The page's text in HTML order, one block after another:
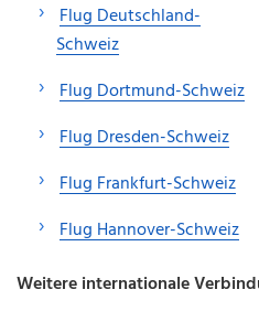
Flug Deutschland-
Schweiz
Flug Dortmund-Schweiz
Flug Dresden-Schweiz
Flug Frankfurt-Schweiz
Flug Hannover-Schweiz
Weitere internationale